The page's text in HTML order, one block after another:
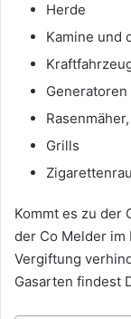
Herde
Kamine und
Generatoren
Grills
Kommt es zu der
der Co Melder im
Vergiftung
Gasarten findest